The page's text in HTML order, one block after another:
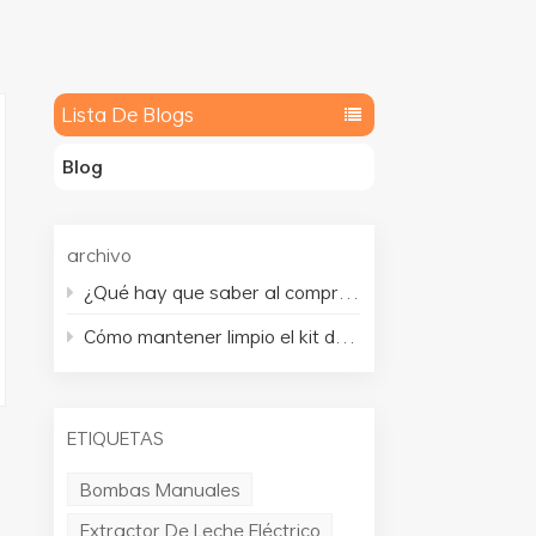
Lista De Blogs
Blog
archivo
¿Qué hay que saber al comprar o utilizar un extractor de leche?
Cómo mantener limpio el kit del extractor de leche
ETIQUETAS
Bombas Manuales